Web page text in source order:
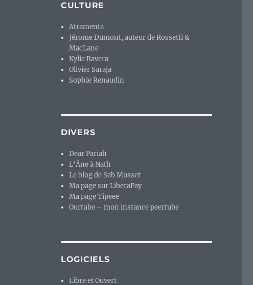
CULTURE
Atramenta
Jérome Dumont, auteur de Rossetti &
MacLane
Kylie Ravera
Olivier Saraja
Sophie Renaudin
DIVERS
Dear Pariah
L'Âne à Nath
Le blog de Seb Musset
Ma page sur LiberaPay
Ma page Tipeee
Ourtube – mon instance peertube
LOGICIELS
Libre et Ouvert